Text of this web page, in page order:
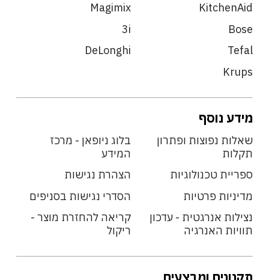
KitchenAid
Magimix
Bose
3i
Tefal
DeLonghi
Krups
מידע נוסף
שאלות נפוצות ופתרון
תקלות
בלוג ניופאן - מרכז
המידע
ספריית טכנולוגיות
הצהרת נגישות
מדיניות פרטיות
הסדרי נגישות בסניפים
נצילות אנרגטית - עדכון
תוויות האנרגיה
קריאה להחזרת מוצר -
ריקול